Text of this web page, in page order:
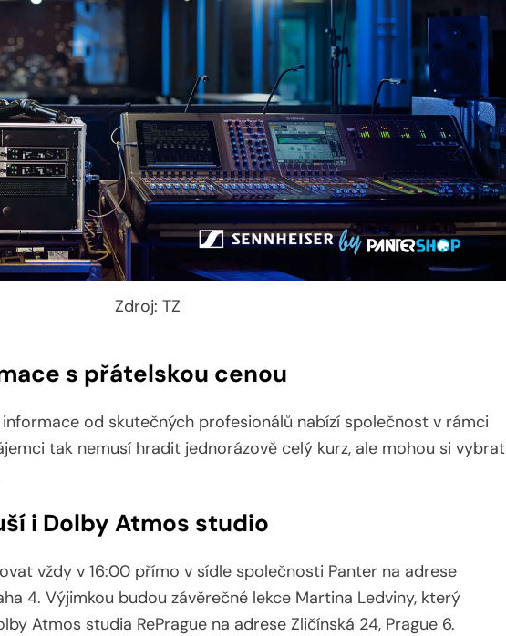
Zdroj: TZ
s přátelskou cenou
od skutečných profesionálů nabízí společnost v rámci
tak nemusí hradit jednorázově celý kurz, ale mohou si vybrat
i Dolby Atmos studio
vždy v 16:00 přímo v sídle společnosti Panter na adrese
4. Výjimkou budou závěrečné lekce Martina Ledviny, který
Atmos studia RePrague na adrese Zličínská 24, Prague 6.